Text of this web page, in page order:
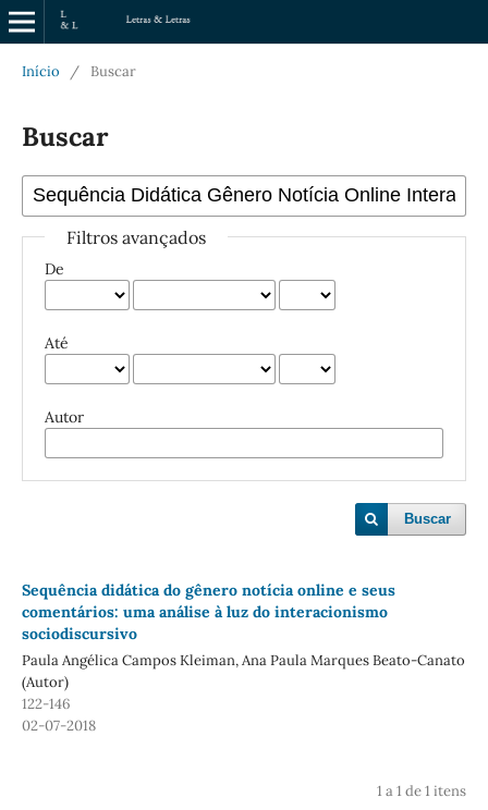
Início / Buscar
Buscar
Filtros avançados
De
Até
Autor
Buscar
Sequência didática do gênero notícia online e seus
comentários: uma análise à luz do interacionismo
sociodiscursivo
Paula Angélica Campos Kleiman, Ana Paula Marques Beato-Canato
(Autor)
122-146
02-07-2018
1 a 1 de 1 itens